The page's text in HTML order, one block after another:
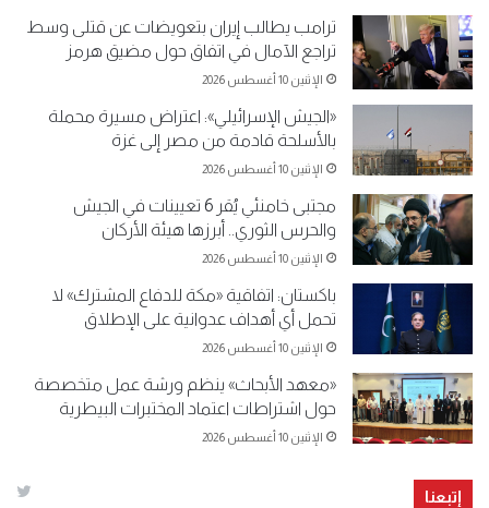
ترامب يطالب إيران بتعويضات عن قتلى وسط
تراجع الآمال في اتفاق حول مضيق هرمز
الإثنين 10 أغسطس 2026
«الجيش الإسرائيلي»: اعتراض مسيرة محملة
بالأسلحة قادمة من مصر إلى غزة
الإثنين 10 أغسطس 2026
مجتبى خامنئي يُقر 6 تعيينات في الجيش
والحرس الثوري.. أبرزها هيئة الأركان
الإثنين 10 أغسطس 2026
باكستان: اتفاقية «مكة للدفاع المشترك» لا
تحمل أي أهداف عدوانية على الإطلاق
الإثنين 10 أغسطس 2026
«معهد الأبحاث» ينظم ورشة عمل متخصصة
حول اشتراطات اعتماد المختبرات البيطرية
الإثنين 10 أغسطس 2026
إتبعنا